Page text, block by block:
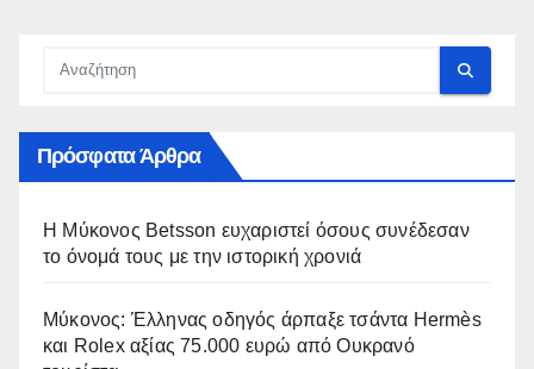
Πρόσφατα Άρθρα
Η Μύκονος Betsson ευχαριστεί όσους συνέδεσαν
το όνομά τους με την ιστορική χρονιά
Μύκονος: Έλληνας οδηγός άρπαξε τσάντα Hermès
και Rolex αξίας 75.000 ευρώ από Ουκρανό